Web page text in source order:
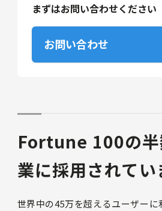
まずはお問い合わせください
お問い合わせ
Fortune 100の半
業に採用されてい
世界中の45万を超えるユーザーに